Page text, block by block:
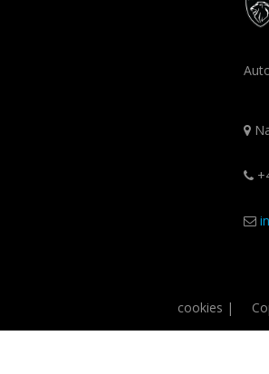
cookies |